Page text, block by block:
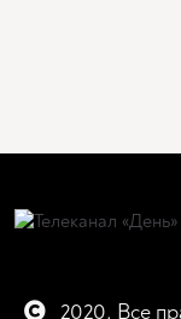
2020. Все